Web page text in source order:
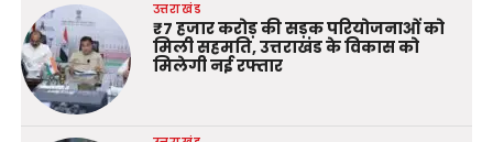
उत्तराखंड
₹7 हजार करोड़ की सड़क परियोजनाओं को
मिली सहमति, उत्तराखंड के विकास को
मिलेगी नई रफ्तार